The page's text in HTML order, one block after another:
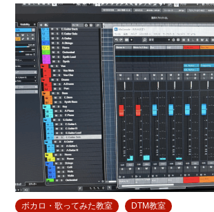
ボカロ・歌ってみた教室
DTM教室